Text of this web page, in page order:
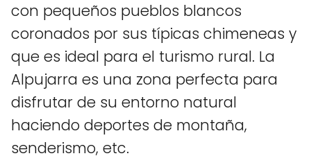
con pequeños pueblos blancos
coronados por sus típicas chimeneas y
que es ideal para el turismo rural. La
Alpujarra es una zona perfecta para
disfrutar de su entorno natural
haciendo deportes de montaña,
senderismo, etc.